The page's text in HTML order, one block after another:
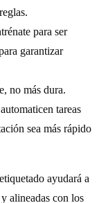
para ser
garantizar
no más dura.
tareas
sea más rápido
ayudará a
alineadas con los